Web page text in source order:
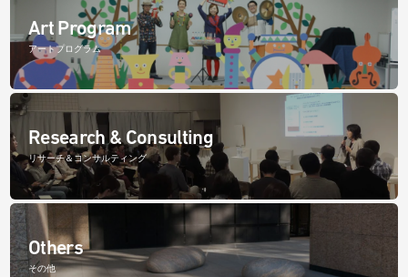
Art Program
アートプログラム
Research & Consulting
リサーチ＆コンサルティング
Others
その他